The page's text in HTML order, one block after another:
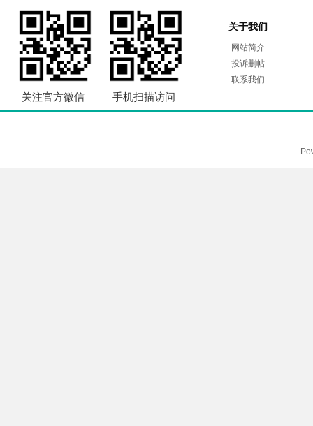
关注官方微信 手机扫描访问
关于我们
网站简介
投诉删帖
联系我们